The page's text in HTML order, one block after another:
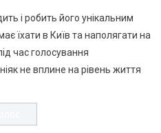
і робить його унікальним
їхати в Київ та наполягати на
час голосування
не вплине на рівень життя